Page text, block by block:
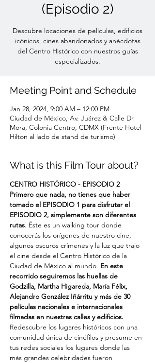
(Episodio 2)
Descubre locaciones de películas, edificios
icónicos, cines abandonados y anécdotas
del Centro Histórico con nuestros guías
especializados.
Meeting Point and Schedule
Jan 28, 2024, 9:00 AM – 12:00 PM
Ciudad de México, Av. Juárez & Calle Dr
Mora, Colonia Centro, CDMX (Frente Hotel
Hilton al lado de stand de turismo)
What is this Film Tour about?
CENTRO HISTÓRICO - EPISODIO 2
Primero que nada, no tienes que haber
tomado el EPISODIO 1 para disfrutar el
EPISODIO 2, simplemente son diferentes
rutas. Éste es un walking tour donde
conocerás los orígenes de nuestro cine,
algunos oscuros crímenes y la luz que trajo
el cine desde el Centro Histórico de la
Ciudad de México al mundo. En este
recorrido seguiremos las huellas de
Godzilla, Martha Higareda, María Félix,
Alejandro González Iñárritu y más de 30
películas nacionales e internacionales
filmadas en nuestras calles y edificios.
Redescubre los lugares históricos con una
comunidad única de cinéfilos y presume en
tus redes sociales los lugares donde las
más grandes celebridades fueron